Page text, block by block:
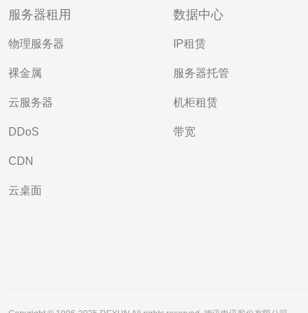
服务器租用
物理服务器
裸金属
云服务器
DDoS
CDN
云桌面
数据中心
IP租赁
服务器托管
机柜租赁
带宽